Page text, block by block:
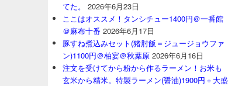
てた。
2026年6月23日
ここはオススメ！タンシチュー1400円＠一番館
＠麻布十番 2026年6月17日
豚すね煮込みセット(猪肘飯＝ジュージョウファ
ン)1100円＠柏宴＠秋葉原 2026年6月16日
注文を受けてから粉から作るラーメン！お米も
玄米から精米。特製ラーメン(醤油)1900円＋大盛